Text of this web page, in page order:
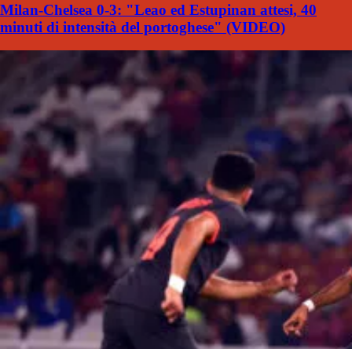
Milan-Chelsea 0-3: "Leao ed Estupinan attesi, 40
minuti di intensità del portoghese" (VIDEO)